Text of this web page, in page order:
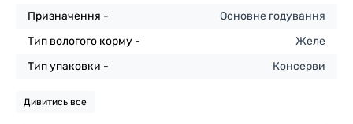
Призначення -
Основне годування
Тип вологого корму -
Желе
Тип упаковки -
Консерви
Дивитись все